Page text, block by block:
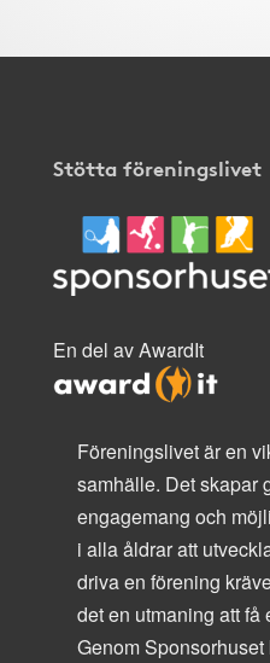
Stötta föreningslivet
En del av AwardIt
Föreningslivet är en
samhälle. Det skapar
engagemang och
i alla åldrar att
driva en förening
det en utmaning att få
Genom